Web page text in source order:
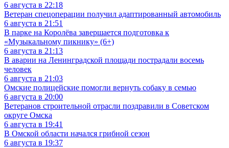
6 августа в 22:18
Ветеран спецоперации получил адаптированный автомобиль
6 августа в 21:51
В парке на Королёва завершается подготовка к
«Музыкальному пикнику» (6+)
6 августа в 21:13
В аварии на Ленинградской площади пострадали восемь
человек
6 августа в 21:03
Омские полицейские помогли вернуть собаку в семью
6 августа в 20:00
Ветеранов строительной отрасли поздравили в Советском
округе Омска
6 августа в 19:41
В Омской области начался грибной сезон
6 августа в 19:37